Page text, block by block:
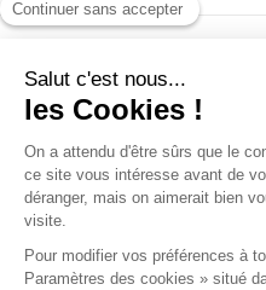
INSCRIPTION À NOTRE
J’accepte la politique de
J'accepte de recevoir par e-
de La Française
des technologies de suivi